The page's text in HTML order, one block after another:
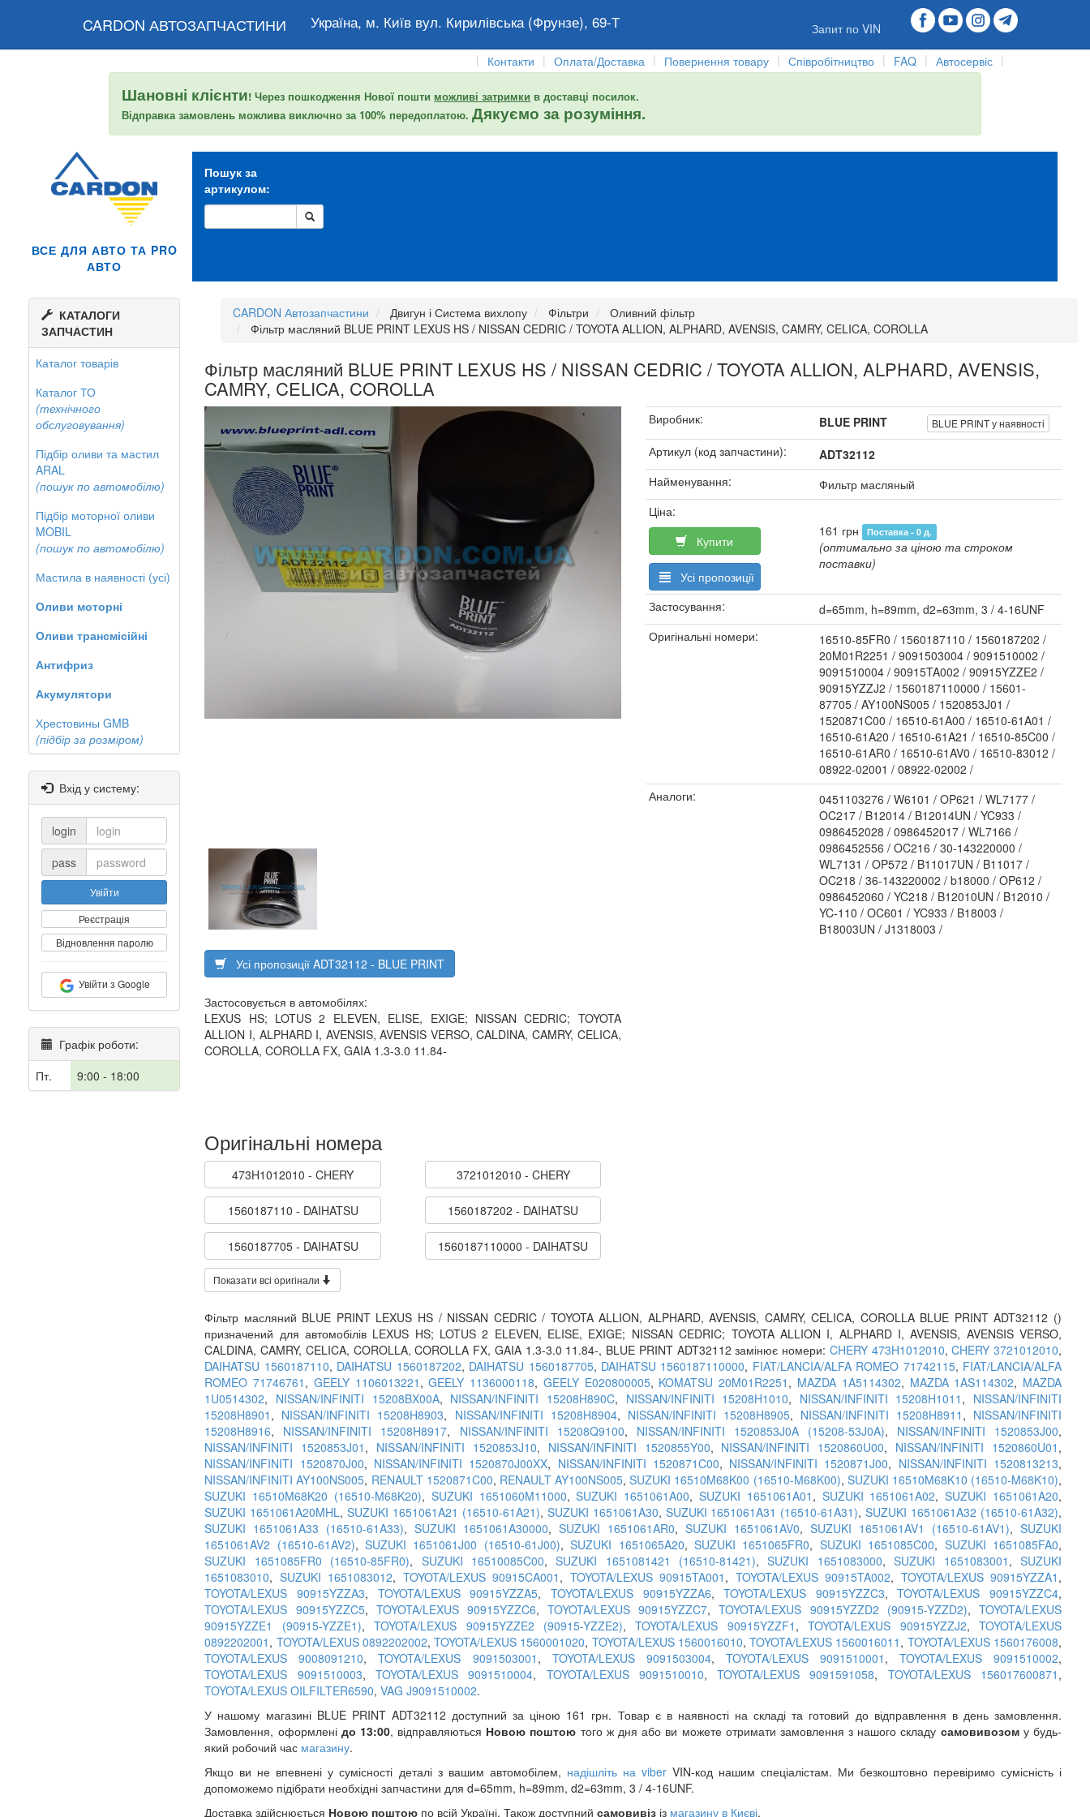
CARDON АВТОЗАПЧАСТИНИ Україна, м. Київ вул. Кирилівська (Фрунзе), 69-Т
Запит по VIN
|
Контакти | Оплата/Доставка | Повернення товару | Співробітництво | FAQ | Автосервіс |
Шановні клієнти! Через пошкодження Нової пошти можливі затримки в доставці посилок.
Відправка замовлень можлива виключно за 100% передоплатою.Дякуємо за розуміння.
ВСЕ ДЛЯ АВТО ТА PRO
АВТО
Пошук за
артикулом:
КАТАЛОГИ
ЗАПЧАСТИН
Каталог товарів
Каталог ТО
(технічного
обслуговування)
Підбір оливи та мастил
ARAL
(пошук по автомобілю)
Підбір моторної оливи
MOBIL
(пошук по автомобілю)
Мастила в наявності (усі)
Оливи моторні
Оливи трансмісійні
Антифриз
Акумулятори
Хрестовины GMB
(підбір за розміром)
Вхід у систему:
login
pass
Увійти
Реєстрація
Відновлення паролю
Увійти з Google
Графік роботи:
Пт.
9:00 - 18:00
CARDON Автозапчастини Двигун і Система вихлопу Фільтри
Оливний фільтр
Фільтр масляний BLUE PRINT LEXUS HS / NISSAN CEDRIC / TOYOTA ALLION, ALPHARD, AVENSIS, CAMRY, CELICA, COROLLA
Фільтр масляний BLUE PRINT LEXUS HS / NISSAN CEDRIC / TOYOTA ALLION, ALPHARD, AVENSIS,
CAMRY, CELICA, COROLLA
Усі пропозиції ADT32112 - BLUE PRINT
Застосовується в автомобілях:
LEXUS HS; LOTUS 2 ELEVEN, ELISE, EXIGE; NISSAN CEDRIC; TOYOTA
ALLION I, ALPHARD I, AVENSIS, AVENSIS VERSO, CALDINA, CAMRY, CELICA,
COROLLA, COROLLA FX, GAIA 1.3-3.0 11.84-
Оригінальні номера
473H1012010 - CHERY 3721012010 - CHERY
1560187110 - DAIHATSU 1560187202 - DAIHATSU
1560187705 - DAIHATSU 1560187110000 - DAIHATSU
Показати всі оригінали
Виробник: BLUE PRINT BLUE PRINT у наявності
Артикул (код запчастини):
ADT32112
Найменування:
Фильтр масляный
Ціна:
Купити
Усі пропозиції
161 грн Поставка - 0 д.
(оптимально за ціною та строком
поставки)
Застосування:
d=65mm, h=89mm, d2=63mm, 3 / 4-16UNF
Оригінальні номери:
16510-85FR0 / 1560187110 / 1560187202 /
20M01R2251 / 9091503004 / 9091510002 /
9091510004 / 90915TA002 / 90915YZZE2 /
90915YZZJ2 / 1560187110000 / 15601-
87705 / AY100NS005 / 1520853J01 /
1520871C00 / 16510-61A00 / 16510-61A01 /
16510-61A20 / 16510-61A21 / 16510-85C00 /
16510-61AR0 / 16510-61AV0 / 16510-83012 /
08922-02001 / 08922-02002 /
Аналоги:
0451103276 / W6101 / OP621 / WL7177 /
OC217 / B12014 / B12014UN / YC933 /
0986452028 / 0986452017 / WL7166 /
0986452556 / OC216 / 30-143220000 /
WL7131 / OP572 / B11017UN / B11017 /
OC218 / 36-143220002 / b18000 / OP612 /
0986452060 / YC218 / B12010UN / B12010 /
YC-110 / OC601 / YC933 / B18003 /
B18003UN / J1318003 /
Фільтр масляний BLUE PRINT LEXUS HS / NISSAN CEDRIC / TOYOTA ALLION, ALPHARD, AVENSIS, CAMRY, CELICA, COROLLA BLUE PRINT ADT32112 ()
призначений для автомобілів LEXUS HS; LOTUS 2 ELEVEN, ELISE, EXIGE; NISSAN CEDRIC; TOYOTA ALLION I, ALPHARD I, AVENSIS, AVENSIS VERSO,
CALDINA, CAMRY, CELICA, COROLLA, COROLLA FX, GAIA 1.3-3.0 11.84-, BLUE PRINT ADT32112 замінює номери: CHERY 473H1012010,CHERY 3721012010,
DAIHATSU 1560187110, DAIHATSU 1560187202, DAIHATSU 1560187705, DAIHATSU 1560187110000, FIAT/LANCIA/ALFA ROMEO 71742115, FIAT/LANCIA/ALFA
ROMEO 71746761 , GEELY 1106013221 ,GEELY 1136000118, GEELY E020800005, KOMATSU 20M01R2251 , MAZDA 1A5114302, MAZDA 1AS114302, MAZDA
1U0514302, NISSAN/INFINITI 15208BX00A, NISSAN/INFINITI 15208H890C, NISSAN/INFINITI 15208H1010, NISSAN/INFINITI 15208H1011 , NISSAN/INFINITI
15208H8901 , NISSAN/INFINITI 15208H8903, NISSAN/INFINITI 15208H8904, NISSAN/INFINITI 15208H8905, NISSAN/INFINITI 15208H8911 , NISSAN/INFINITI
15208H8916, NISSAN/INFINITI 15208H8917, NISSAN/INFINITI 15208Q9100, NISSAN/INFINITI 1520853J0A (15208-53J0A), NISSAN/INFINITI 1520853J00,
NISSAN/INFINITI 1520853J01 , NISSAN/INFINITI 1520853J10, NISSAN/INFINITI 1520855Y00, NISSAN/INFINITI 1520860U00, NISSAN/INFINITI 1520860U01 ,
NISSAN/INFINITI 1520870J00, NISSAN/INFINITI 1520870J00XX, NISSAN/INFINITI 1520871C00, NISSAN/INFINITI 1520871J00, NISSAN/INFINITI 1520813213,
NISSAN/INFINITI AY100NS005, RENAULT 1520871C00, RENAULT AY100NS005,SUZUKI 16510M68K00 (16510-M68K00), SUZUKI 16510M68K10 (16510-M68K10),
SUZUKI 16510M68K20 (16510-M68K20), SUZUKI 1651060M11000,SUZUKI 1651061A00, SUZUKI 1651061A01 , SUZUKI 1651061A02,SUZUKI 1651061A20,
SUZUKI 1651061A20MHL,SUZUKI 1651061A21 (16510-61A21), SUZUKI 1651061A30, SUZUKI 1651061A31 (16510-61A31),SUZUKI 1651061A32 (16510-61A32),
SUZUKI 1651061A33 (16510-61A33),SUZUKI 1651061A30000,SUZUKI 1651061AR0,SUZUKI 1651061AV0,SUZUKI 1651061AV1 (16510-61AV1),SUZUKI
1651061AV2 (16510-61AV2),SUZUKI 1651061J00 (16510-61J00),SUZUKI 1651065A20,SUZUKI 1651065FR0, SUZUKI 1651085C00, SUZUKI 1651085FA0,
SUZUKI 1651085FR0 (16510-85FR0), SUZUKI 16510085C00,SUZUKI 1651081421 (16510-81421),SUZUKI 1651083000,SUZUKI 1651083001 ,SUZUKI
1651083010, SUZUKI 1651083012, TOYOTA/LEXUS 90915CA001 , TOYOTA/LEXUS 90915TA001 , TOYOTA/LEXUS 90915TA002, TOYOTA/LEXUS 90915YZZA1 ,
TOYOTA/LEXUS 90915YZZA3, TOYOTA/LEXUS 90915YZZA5, TOYOTA/LEXUS 90915YZZA6,TOYOTA/LEXUS 90915YZZC3,TOYOTA/LEXUS 90915YZZC4,
TOYOTA/LEXUS 90915YZZC5, TOYOTA/LEXUS 90915YZZC6,TOYOTA/LEXUS 90915YZZC7,TOYOTA/LEXUS 90915YZZD2 (90915-YZZD2),TOYOTA/LEXUS
90915YZZE1 (90915-YZZE1),TOYOTA/LEXUS 90915YZZE2 (90915-YZZE2),TOYOTA/LEXUS 90915YZZF1 ,TOYOTA/LEXUS 90915YZZJ2, TOYOTA/LEXUS
0892202001 , TOYOTA/LEXUS 0892202002,TOYOTA/LEXUS 1560001020, TOYOTA/LEXUS 1560016010,TOYOTA/LEXUS 1560016011 , TOYOTA/LEXUS 1560176008,
TOYOTA/LEXUS 9008091210,TOYOTA/LEXUS 9091503001 , TOYOTA/LEXUS 9091503004, TOYOTA/LEXUS 9091510001 , TOYOTA/LEXUS 9091510002,
TOYOTA/LEXUS 9091510003, TOYOTA/LEXUS 9091510004, TOYOTA/LEXUS 9091510010,TOYOTA/LEXUS 9091591058, TOYOTA/LEXUS 156017600871 ,
TOYOTA/LEXUS OILFILTER6590,VAG J9091510002.
У нашому магазині BLUE PRINT ADT32112 доступний за ціною 161 грн. Товар є в наявності на складі та готовий до відправлення в день замовлення.
Замовлення, оформлені до 13:00, відправляються Новою поштою того ж дня або ви можете отримати замовлення з нашого складу самовивозому будь-
який робочий час магазину.
Якщо ви не впевнені у сумісності деталі з вашим автомобілем, надішліть на viberVIN-код нашим спеціалістам. Ми безкоштовно перевіримо сумісність і
допоможемо підібрати необхідні запчастини для d=65mm, h=89mm, d2=63mm, 3 / 4-16UNF.
Доставка здійснюється Новою поштою по всій Україні. Також доступнийсамовивіз із магазину в Києві.